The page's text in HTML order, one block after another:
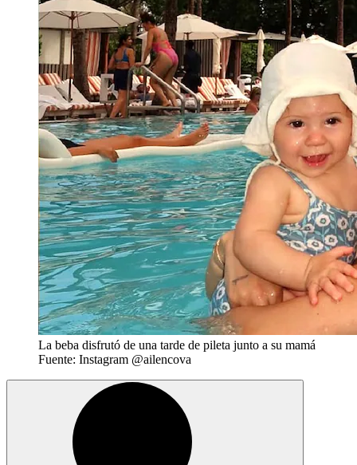
La beba disfrutó de una tarde de pileta junto a su mamá
Fuente: Instagram @ailencova